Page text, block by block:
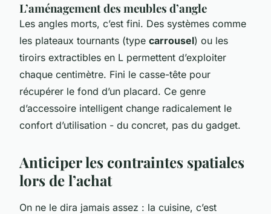
L’aménagement des meubles d’angle
Les angles morts, c’est fini. Des systèmes comme
les plateaux tournants (type carrousel) ou les
tiroirs extractibles en L permettent d’exploiter
chaque centimètre. Fini le casse-tête pour
récupérer le fond d’un placard. Ce genre
d’accessoire intelligent change radicalement le
confort d’utilisation - du concret, pas du gadget.
Anticiper les contraintes spatiales
lors de l’achat
On ne le dira jamais assez : la cuisine, c’est